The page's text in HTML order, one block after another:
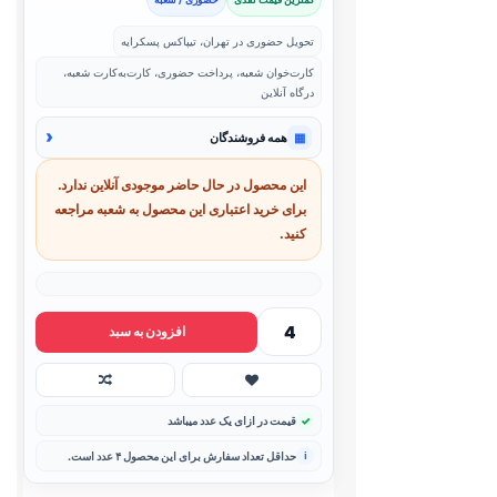
تحویل حضوری در تهران، تیپاکس پسکرایه
کارت‌خوان شعبه، پرداخت حضوری، کارت‌به‌کارت شعبه،
درگاه آنلاین
▦ همه فروشندگان ‹
این محصول در حال حاضر موجودی آنلاین ندارد.
برای خرید اعتباری این محصول به شعبه مراجعه
کنید.
افزودن به سبد
قیمت در ازای یک عدد میباشد
حداقل تعداد سفارش برای این محصول ۴ عدد است.